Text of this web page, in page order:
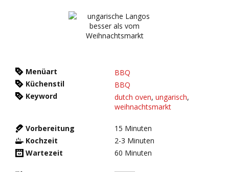
Menüart
BBQ
Küchenstil
BBQ
Keyword
dutch oven, ungarisch,
weihnachtsmarkt
Vorbereitung 15 Minuten
Kochzeit
2-3 Minuten
Wartezeit
60 Minuten